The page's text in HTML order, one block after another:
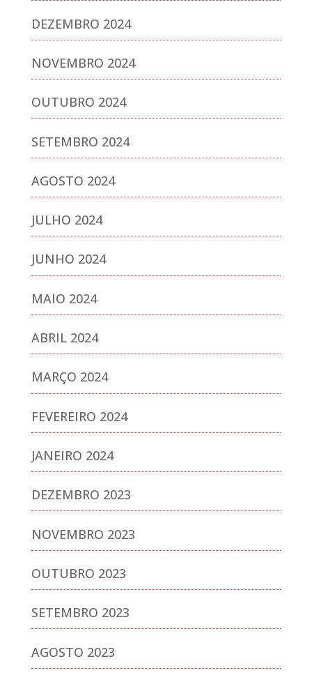
DEZEMBRO 2024
NOVEMBRO 2024
OUTUBRO 2024
SETEMBRO 2024
AGOSTO 2024
JULHO 2024
JUNHO 2024
MAIO 2024
ABRIL 2024
MARÇO 2024
FEVEREIRO 2024
JANEIRO 2024
DEZEMBRO 2023
NOVEMBRO 2023
OUTUBRO 2023
SETEMBRO 2023
AGOSTO 2023